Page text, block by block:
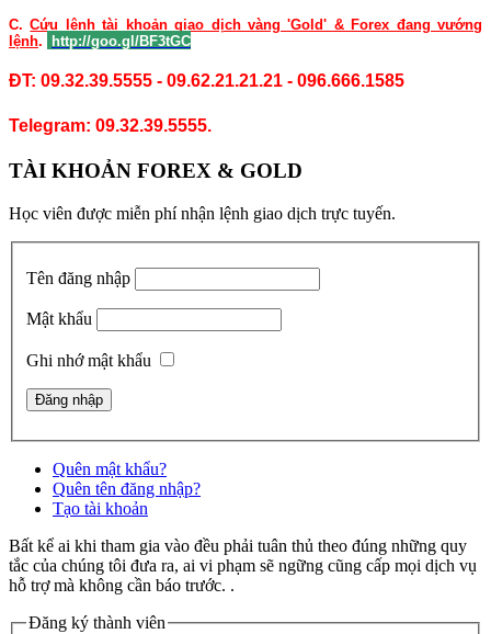
C.Cứu lệnh tài khoản giao dịch vàng 'Gold' & Forex đang vướng
lệnh. http://goo.gl/BF3tGC
ĐT: 09.32.39.5555 - 09.62.21.21.21 - 096.666.1585
Telegram: 09.32.39.5555.
TÀI KHOẢN FOREX & GOLD
Học viên được miễn phí nhận lệnh giao dịch trực tuyến.
Tên đăng nhập
Mật khẩu
Ghi nhớ mật khẩu
Quên mật khẩu?
Quên tên đăng nhập?
Tạo tài khoản
Bất kể ai khi tham gia vào đều phải tuân thủ theo đúng những quy
tắc của chúng tôi đưa ra, ai vi phạm sẽ ngững cũng cấp mọi dịch vụ
hỗ trợ mà không cần báo trước. .
Đăng ký thành viên